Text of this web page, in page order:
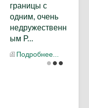
границы с
одним, очень
недружественн
ым Р...
Подробнее...